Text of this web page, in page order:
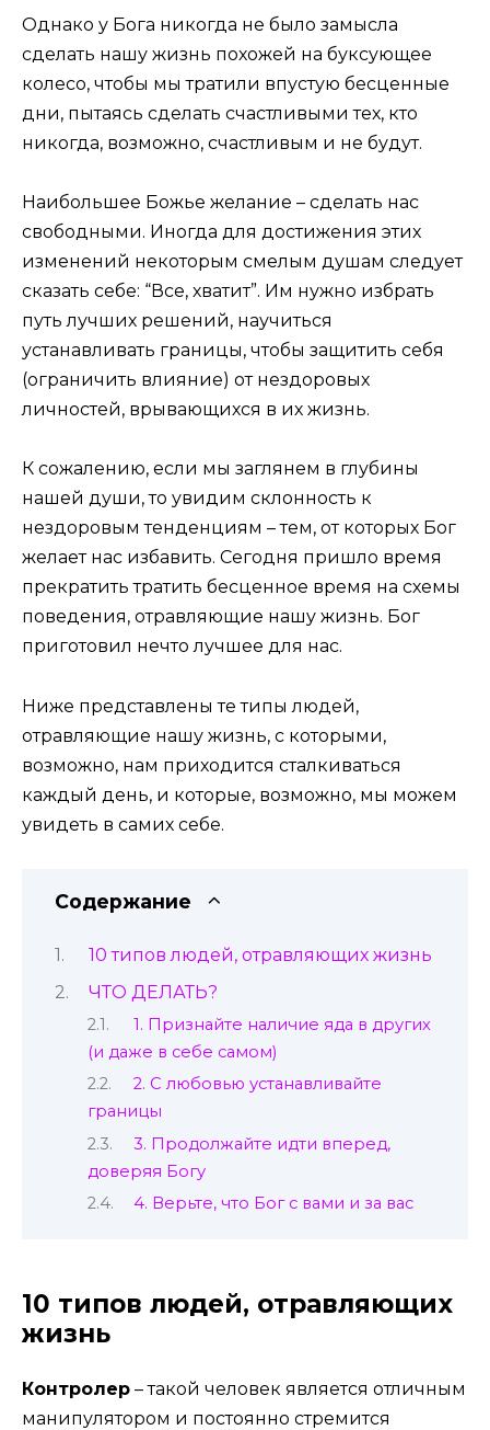
Однако у Бога никогда не было замысла
сделать нашу жизнь похожей на буксующее
колесо, чтобы мы тратили впустую бесценные
дни, пытаясь сделать счастливыми тех, кто
никогда, возможно, счастливым и не будут.
Наибольшее Божье желание – сделать нас
свободными. Иногда для достижения этих
изменений некоторым смелым душам следует
сказать себе: “Все, хватит”. Им нужно избрать
путь лучших решений, научиться
устанавливать границы, чтобы защитить себя
(ограничить влияние) от нездоровых
личностей, врывающихся в их жизнь.
К сожалению, если мы заглянем в глубины
нашей души, то увидим склонность к
нездоровым тенденциям – тем, от которых Бог
желает нас избавить. Сегодня пришло время
прекратить тратить бесценное время на схемы
поведения, отравляющие нашу жизнь. Бог
приготовил нечто лучшее для нас.
Ниже представлены те типы людей,
отравляющие нашу жизнь, с которыми,
возможно, нам приходится сталкиваться
каждый день, и которые, возможно, мы можем
увидеть в самих себе.
Содержание
10 типов людей, отравляющих жизнь
ЧТО ДЕЛАТЬ?
1. Признайте наличие яда в других
(и даже в себе самом)
2. С любовью устанавливайте
границы
3. Продолжайте идти вперед,
доверяя Богу
4. Верьте, что Бог с вами и за вас
10 типов людей, отравляющих
жизнь
Контролер – такой человек является отличным
манипулятором и постоянно стремится